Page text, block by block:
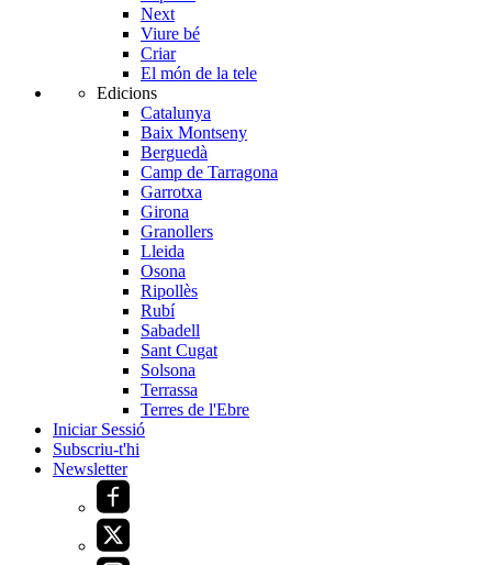
Next
Viure bé
Criar
El món de la tele
Edicions
Catalunya
Baix Montseny
Berguedà
Camp de Tarragona
Garrotxa
Girona
Granollers
Lleida
Osona
Ripollès
Rubí
Sabadell
Sant Cugat
Solsona
Terrassa
Terres de l'Ebre
Iniciar Sessió
Subscriu-t'hi
Newsletter